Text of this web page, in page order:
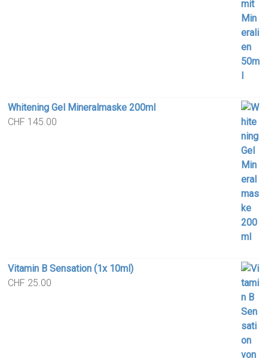
Whitening Gel Mineralmaske 200ml
CHF 145.00
Vitamin B Sensation (1x 10ml)
CHF 25.00